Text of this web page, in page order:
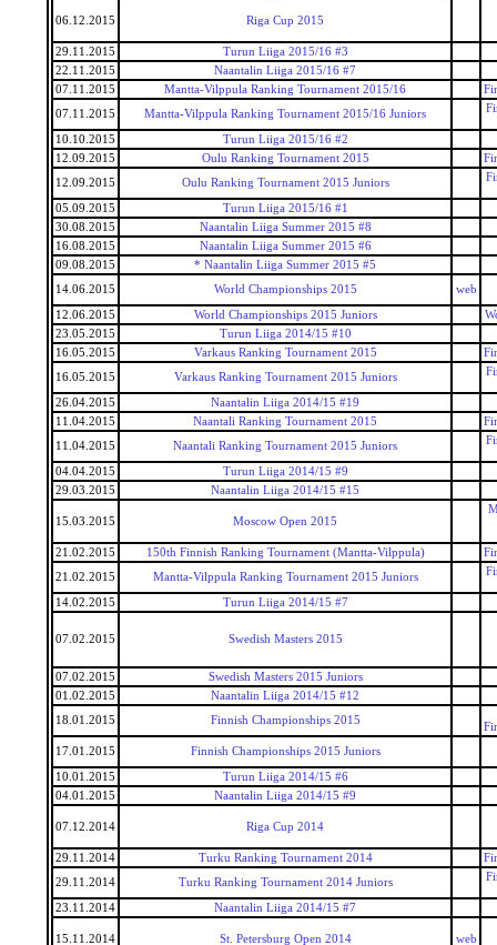
06.12.2015 Riga Cup 2015
29.11.2015
Turun Liiga 2015/16 #3
22.11.2015
Naantalin Liiga 2015/16 #7
07.11.2015
Mantta-Vilppula Ranking Tournament 2015/16
07.11.2015
Mantta-Vilppula Ranking Tournament 2015/16 Juniors
10.10.2015
Turun Liiga 2015/16 #2
12.09.2015
Oulu Ranking Tournament 2015
12.09.2015
Oulu Ranking Tournament 2015 Juniors
05.09.2015
Turun Liiga 2015/16 #1
30.08.2015
Naantalin Liiga Summer 2015 #8
16.08.2015
Naantalin Liiga Summer 2015 #6
09.08.2015
* Naantalin Liiga Summer 2015 #5
14.06.2015
World Championships 2015 web
12.06.2015 World Championships 2015 Juniors
23.05.2015
Turun Liiga 2014/15 #10
16.05.2015
Varkaus Ranking Tournament 2015
16.05.2015
Varkaus Ranking Tournament 2015 Juniors
26.04.2015
Naantalin Liiga 2014/15 #19
11.04.2015
Naantali Ranking Tournament 2015
11.04.2015
Naantali Ranking Tournament 2015 Juniors
04.04.2015
Turun Liiga 2014/15 #9
29.03.2015
Naantalin Liiga 2014/15 #15
15.03.2015 Moscow Open 2015
21.02.2015 150th Finnish Ranking Tournament (Mantta-Vilppula)
21.02.2015
Mantta-Vilppula Ranking Tournament 2015 Juniors
14.02.2015 Turun Liiga 2014/15 #7
07.02.2015 Swedish Masters 2015
07.02.2015
Swedish Masters 2015 Juniors
01.02.2015
Naantalin Liiga 2014/15 #12
18.01.2015
Finnish Championships 2015
17.01.2015
Finnish Championships 2015 Juniors
10.01.2015
Turun Liiga 2014/15 #6
04.01.2015
Naantalin Liiga 2014/15 #9
07.12.2014 Riga Cup 2014
29.11.2014 Turku Ranking Tournament 2014
29.11.2014
Turku Ranking Tournament 2014 Juniors
23.11.2014 Naantalin Liiga 2014/15 #7
15.11.2014 St. Petersburg Open 2014 web